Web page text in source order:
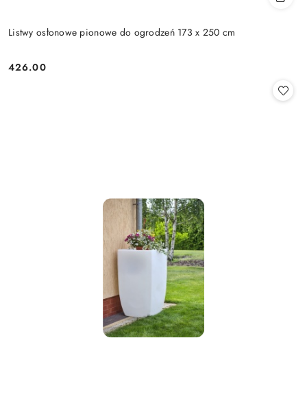
Listwy osłonowe pionowe do ogrodzeń 173 x 250 cm
Cena:
426.00